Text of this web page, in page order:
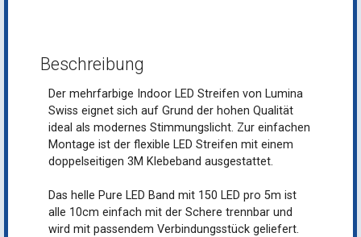
Beschreibung
Der mehrfarbige Indoor LED Streifen von Lumina
Swiss eignet sich auf Grund der hohen Qualität
ideal als modernes Stimmungslicht. Zur einfachen
Montage ist der flexible LED Streifen mit einem
doppelseitigen 3M Klebeband ausgestattet.
Das helle Pure LED Band mit 150 LED pro 5m ist
alle 10cm einfach mit der Schere trennbar und
wird mit passendem Verbindungsstück geliefert.